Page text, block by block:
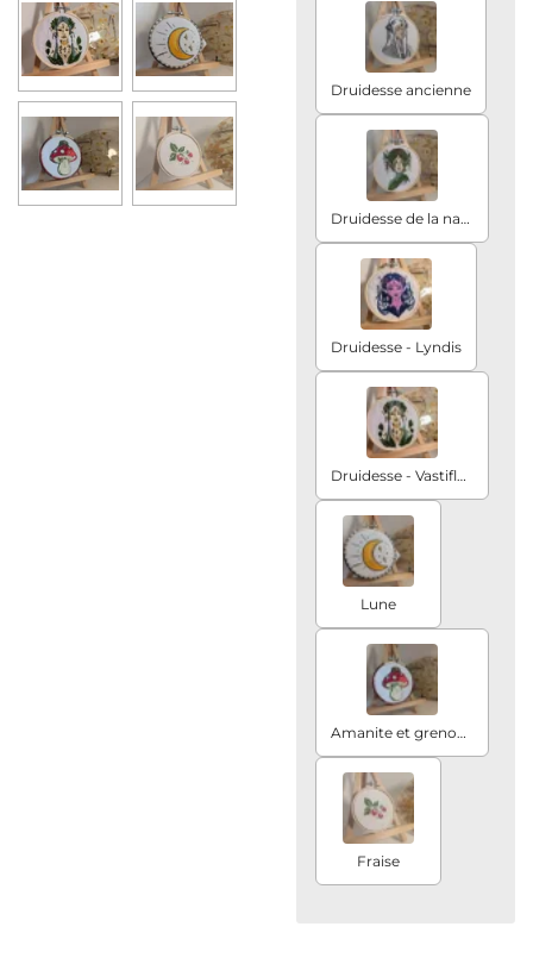
Druidesse ancienne
Druidesse de la nature
Druidesse - Lyndis
Druidesse - Vastiflora
Lune
Amanite et grenouille
Fraise